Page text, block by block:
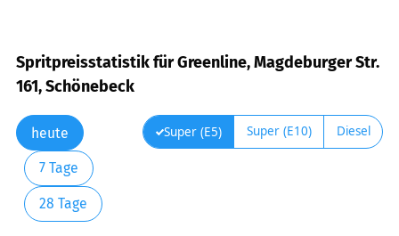
Spritpreisstatistik für Greenline, Magdeburger Str.
161, Schönebeck
heute
7 Tage
28 Tage
Super (E5) Super (E10) Diesel